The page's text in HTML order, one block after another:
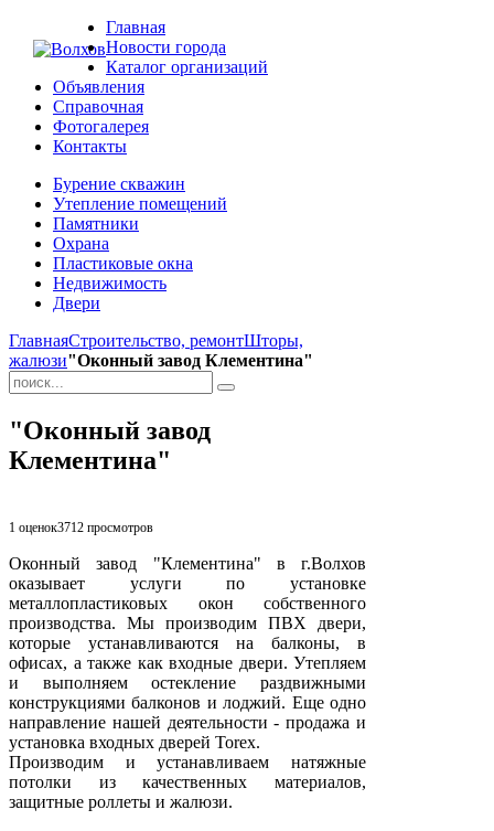
Главная
Новости города
Каталог организаций
Объявления
Справочная
Фотогалерея
Контакты
Бурение скважин
Утепление помещений
Памятники
Охрана
Пластиковые окна
Недвижимость
Двери
ГлавнаяСтроительство, ремонтШторы,
жалюзи"Оконный завод Клементина"
"Оконный завод
Клементина"
1 оценок3712 просмотров
Оконный завод "Клементина" в г.Волхов
оказывает услуги по установке
металлопластиковых окон собственного
производства. Мы производим ПВХ двери,
которые устанавливаются на балконы, в
офисах, а также как входные двери. Утепляем
и выполняем остекление раздвижными
конструкциями балконов и лоджий. Еще одно
направление нашей деятельности - продажа и
установка входных дверей Torex.
Производим и устанавливаем натяжные
потолки из качественных материалов,
защитные роллеты и жалюзи.